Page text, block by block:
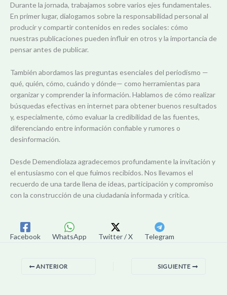
Durante la jornada, trabajamos sobre varios ejes fundamentales.
En primer lugar, dialogamos sobre la responsabilidad personal al
producir y compartir contenidos en redes sociales: cómo
nuestras publicaciones pueden influir en otros y la importancia de
pensar antes de publicar.
También abordamos las preguntas esenciales del periodismo —
qué, quién, cómo, cuándo y dónde— como herramientas para
organizar y comprender la información. Hablamos de cómo realizar
búsquedas efectivas en internet para obtener buenos resultados
y, especialmente, cómo evaluar la credibilidad de las fuentes,
diferenciando entre información confiable y rumores o
desinformación.
Desde Demendiolaza agradecemos profundamente la invitación y
el entusiasmo con el que fuimos recibidos. Nos llevamos el
recuerdo de una tarde llena de ideas, participación y compromiso
con la construcción de una ciudadanía informada y crítica.
Facebook WhatsApp Twitter / X Telegram
ANTERIOR SIGUIENTE